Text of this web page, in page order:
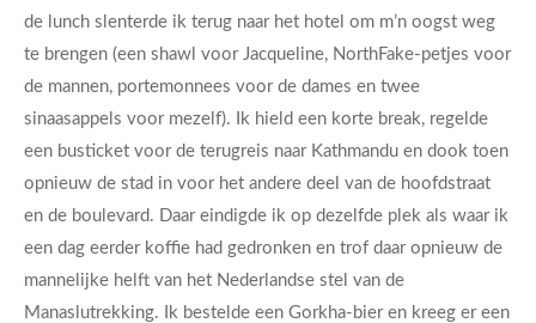
de lunch slenterde ik terug naar het hotel om m’n oogst weg
te brengen (een shawl voor Jacqueline, NorthFake-petjes voor
de mannen, portemonnees voor de dames en twee
sinaasappels voor mezelf). Ik hield een korte break, regelde
een busticket voor de terugreis naar Kathmandu en dook toen
opnieuw de stad in voor het andere deel van de hoofdstraat
en de boulevard. Daar eindigde ik op dezelfde plek als waar ik
een dag eerder koffie had gedronken en trof daar opnieuw de
mannelijke helft van het Nederlandse stel van de
Manaslutrekking. Ik bestelde een Gorkha-bier en kreeg er een